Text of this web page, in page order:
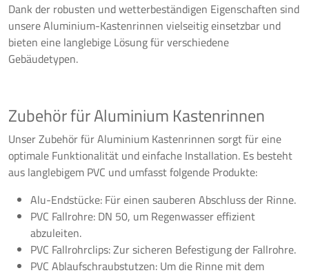
Dank der robusten und wetterbeständigen Eigenschaften sind
unsere Aluminium-Kastenrinnen vielseitig einsetzbar und
bieten eine langlebige Lösung für verschiedene
Gebäudetypen.
Zubehör für Aluminium Kastenrinnen
Unser Zubehör für Aluminium Kastenrinnen sorgt für eine
optimale Funktionalität und einfache Installation. Es besteht
aus langlebigem PVC und umfasst folgende Produkte:
Alu-Endstücke: Für einen sauberen Abschluss der Rinne.
PVC Fallrohre: DN 50, um Regenwasser effizient
abzuleiten.
PVC Fallrohrclips: Zur sicheren Befestigung der Fallrohre.
PVC Ablaufschraubstutzen: Um die Rinne mit dem